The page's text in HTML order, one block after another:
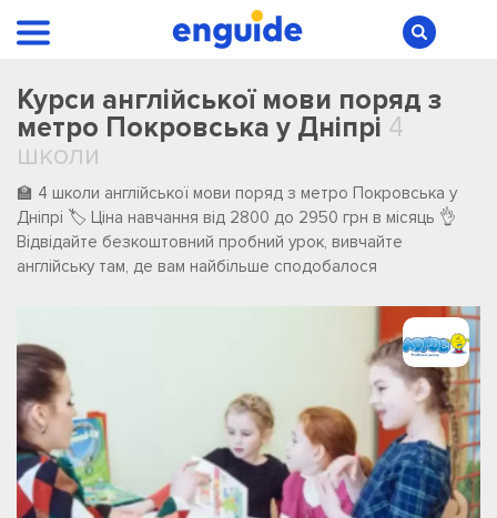
Курси англійської мови поряд з
метро Покровська у Дніпрі 4
школи
🏫 4 школи англійської мови поряд з метро Покровська у
Дніпрі 🏷️ Ціна навчання від 2800 до 2950 грн в місяць 👌
Відвідайте безкоштовний пробний урок, вивчайте
англійську там, де вам найбільше сподобалося